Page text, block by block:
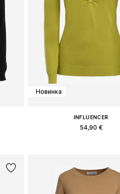
Новинка
INFLUENCER
54,90 €